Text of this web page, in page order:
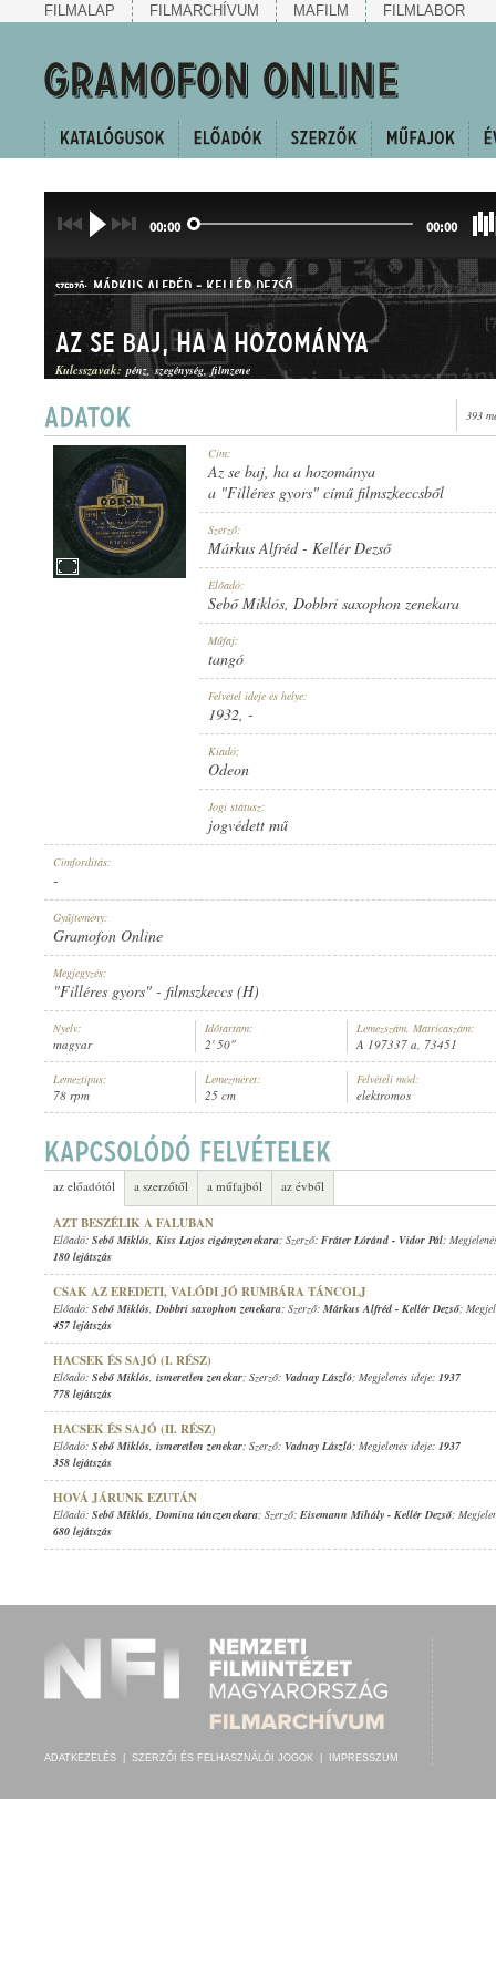
FILMALAP FILMARCHÍVUM MAFILM FILMLABOR
00:00 00:00
ELŐADÓ: SEBŐ MIKLÓS,DOBBRI SAXOPHON ZENEKARA
SZERZŐ: MÁRKUS ALFRÉD-KELLÉR DEZSŐ
TANGÓ
A 197337 A
Az se baj, ha a hozománya
Kulcsszavak: pénz szegénység filmzene
393
Cím:
Az se baj, ha a hozománya
a "Filléres gyors" című filmszkeccsből
Szerző:
Márkus Alfréd- Kellér Dezső
Előadó:
Sebő Miklós, Dobbri saxophon zenekara
Műfaj:
tangó
Felvétel ideje és helye:
1932, -
Kiadó:
Odeon
Jogi státusz:
jogvédett mű
Címfordítás:
-
Gyűjtemény:
Gramofon Online
Megjegyzés:
"Filléres gyors" - filmszkeccs (H)
Nyelv:
magyar
Időtartam:
2' 50"
Lemezszám, Matricaszám:
A 197337 a, 73451
Lemeztípus:
78 rpm
Lemezméret:
25 cm
Felvételi mód:
elektromos
az előadótól a szerzőtől a műfajból az évből
AZT BESZÉLIK A FALUBAN
Előadó: Sebő Miklós, Kiss Lajos cigányzenekara; Szerző: Fráter Lóránd - Vidor Pál;
180 lejátszás
CSAK AZ EREDETI, VALÓDI JÓ RUMBÁRA TÁNCOLJ
Előadó: Sebő Miklós,Dobbri saxophon zenekara; Szerző: Márkus Alfréd - Kellér Dezső;
457 lejátszás
HACSEK ÉS SAJÓ (I. RÉSZ)
Előadó: Sebő Miklós, ismeretlen zenekar; Szerző: Vadnay László; Megjelenés ideje: 1937
778 lejátszás
HACSEK ÉS SAJÓ (II. RÉSZ)
Előadó: Sebő Miklós, ismeretlen zenekar; Szerző: Vadnay László; Megjelenés ideje: 1937
358 lejátszás
HOVÁ JÁRUNK EZUTÁN
Előadó: Sebő Miklós,Domina tánczenekara; Szerző: Eisemann Mihály - Kellér Dezső;
680 lejátszás
ADATKEZELÉS SZERZŐI ÉS FELHASZNÁLÓI JOGOK IMPRESSZUM